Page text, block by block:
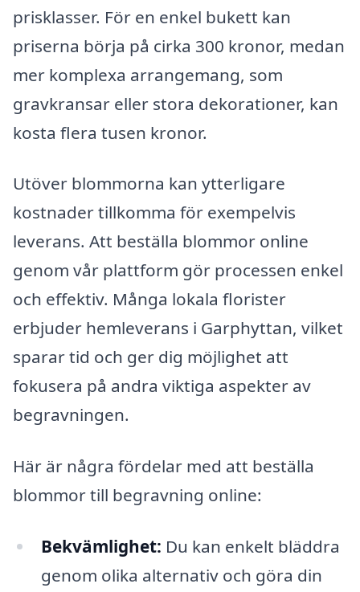
prisklasser. För en enkel bukett kan
priserna börja på cirka 300 kronor, medan
mer komplexa arrangemang, som
gravkransar eller stora dekorationer, kan
kosta flera tusen kronor.
Utöver blommorna kan ytterligare
kostnader tillkomma för exempelvis
leverans. Att beställa blommor online
genom vår plattform gör processen enkel
och effektiv. Många lokala florister
erbjuder hemleverans i Garphyttan, vilket
sparar tid och ger dig möjlighet att
fokusera på andra viktiga aspekter av
begravningen.
Här är några fördelar med att beställa
blommor till begravning online:
Bekvämlighet: Du kan enkelt bläddra
genom olika alternativ och göra din